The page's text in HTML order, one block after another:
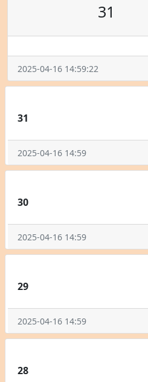
31
2025-04-16 14:59:22
31
2025-04-16 14:59
30
2025-04-16 14:59
29
2025-04-16 14:59
28